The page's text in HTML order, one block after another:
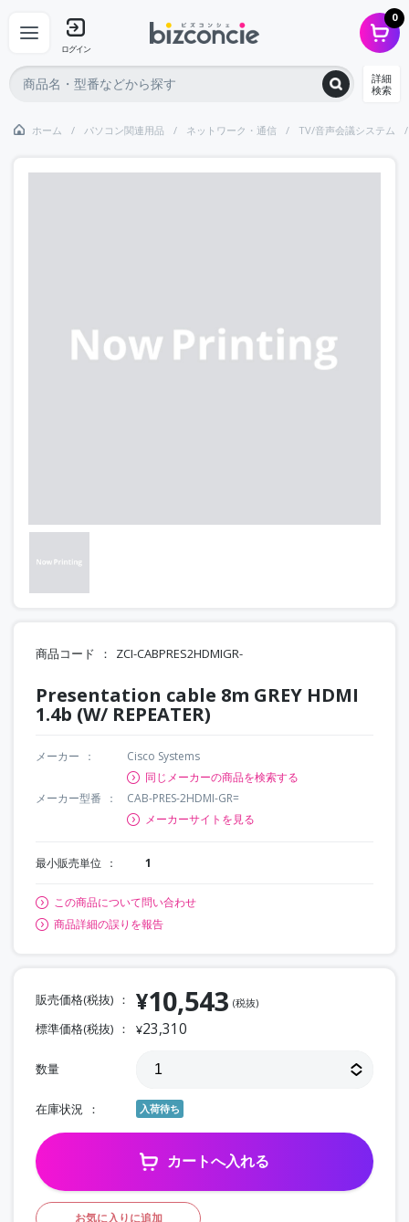
ログイン
0
詳細
検索
ホーム パソコン関連用品 ネットワーク・通信 TV/音声会議システム
商品コード ZCI-CABPRES2HDMIGR-
Presentation cable 8m GREY HDMI
1.4b (W/ REPEATER)
メーカー
Cisco Systems
同じメーカーの商品を検索する
メーカー型番
CAB-PRES-2HDMI-GR=
メーカーサイトを見る
最小販売単位 1
この商品について問い合わせ
商品詳細の誤りを報告
販売価格(税抜) ¥10,543 (税抜)
標準価格(税抜) ¥23,310
数量
在庫状況 入荷待ち
カートへ入れる
お気に入りに追加